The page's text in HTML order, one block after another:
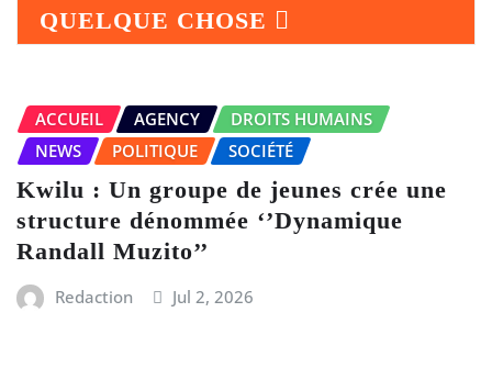
QUELQUE CHOSE
ACCUEIL AGENCY
DROITS HUMAINS
NEWS
POLITIQUE SOCIÉTÉ
Kwilu : Un groupe de jeunes crée une
structure dénommée ‘’Dynamique
Randall Muzito’’
Redaction Jul 2, 2026